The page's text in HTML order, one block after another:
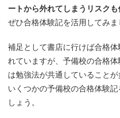
ートから外れてしまうリスクも
ぜひ合格体験記を活用してみま
補足として書店に行けば合格
れていますが、予備校の合格
は勉強法が共通していることが
いくつかの予備校の合格体験
しょう。